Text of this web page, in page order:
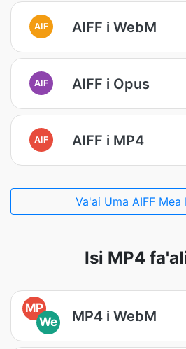
AIF AIFF i WebM
AIF AIFF i Opus
AIF AIFF i MP4
Va'ai Uma AIFF
Isi MP4
MP
We
MP4 i WebM